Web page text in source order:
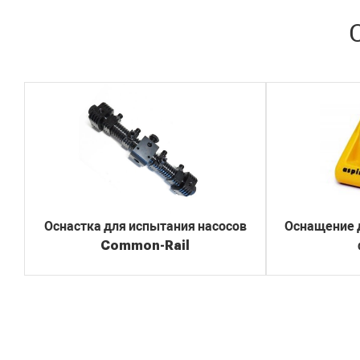
Оснастка для испытания насосов
Common-Rail
Оснащение